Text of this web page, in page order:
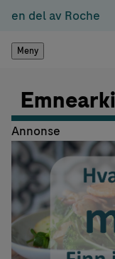
en del av Roche
Meny
Annonse